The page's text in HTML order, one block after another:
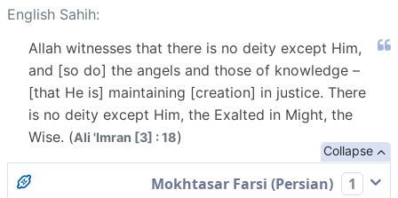
English Sahih:
Allah witnesses that there is no deity except Him,
and [so do] the angels and those of knowledge –
[that He is] maintaining [creation] in justice. There
is no deity except Him, the Exalted in Might, the
Wise. (Ali 'Imran [3] : 18)
Collapse
1